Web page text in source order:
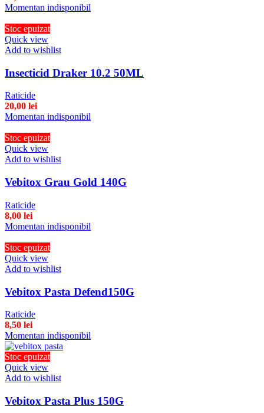
Momentan indisponibil
Stoc epuizat
Quick view
Add to wishlist
Insecticid Draker 10.2 50ML
Raticide
20,00 lei
Momentan indisponibil
Stoc epuizat
Quick view
Add to wishlist
Vebitox Grau Gold 140G
Raticide
8,00 lei
Momentan indisponibil
Stoc epuizat
Quick view
Add to wishlist
Vebitox Pasta Defend150G
Raticide
8,50 lei
Momentan indisponibil
Stoc epuizat
Quick view
Add to wishlist
Vebitox Pasta Plus 150G